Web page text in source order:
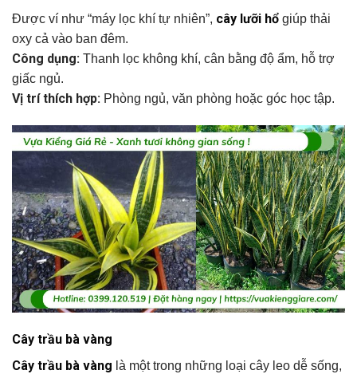
Được ví như “máy lọc khí tự nhiên”, cây lưỡi hổ giúp thải
oxy cả vào ban đêm.
Công dụng: Thanh lọc không khí, cân bằng độ ẩm, hỗ trợ
giấc ngủ.
Vị trí thích hợp: Phòng ngủ, văn phòng hoặc góc học tập.
Cây trầu bà vàng
Cây trầu bà vàng là một trong những loại cây leo dễ sống,